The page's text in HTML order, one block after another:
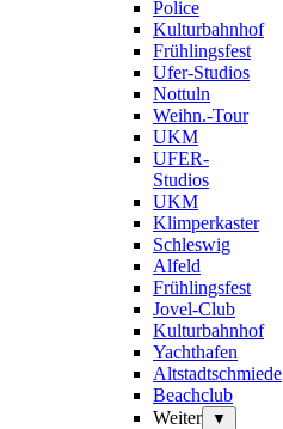
Police
Kulturbahnhof
Frühlingsfest
Ufer-Studios
Nottuln
Weihn.-Tour
UKM
UFER-
Studios
UKM
Klimperkaster
Schleswig
Alfeld
Frühlingsfest
Jovel-Club
Kulturbahnhof
Yachthafen
Altstadtschmiede
Beachclub
Weiter
▼